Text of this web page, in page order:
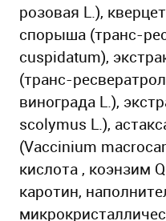
розовая L.),
спорыша (транс-
cuspidatum),
(транс-
винограда L.),
scolymus L.),
(Vaccinium
кислота , коэнзим
каротин,